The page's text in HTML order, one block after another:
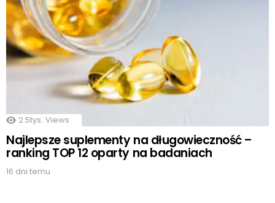
2.5tys. Views
Najlepsze suplementy na długowieczność –
ranking TOP 12 oparty na badaniach
16 dni temu